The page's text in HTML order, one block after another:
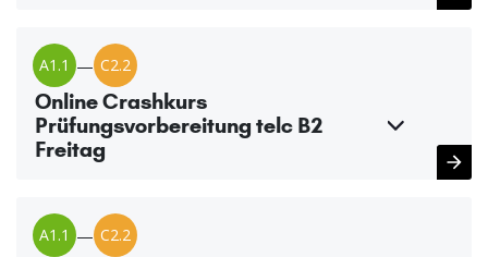
A1.1 — C2.2
Online Crashkurs
Prüfungsvorbereitung telc B2
Freitag
A1.1 — C2.2